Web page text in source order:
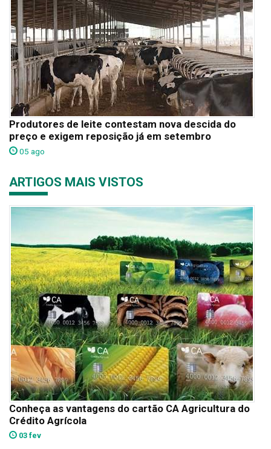
Produtores de leite contestam nova descida do
preço e exigem reposição já em setembro
05 ago
ARTIGOS MAIS VISTOS
Conheça as vantagens do cartão CA Agricultura do
Crédito Agrícola
03 fev